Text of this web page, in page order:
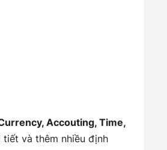
Accouting, Time,
tiết và thêm nhiều định